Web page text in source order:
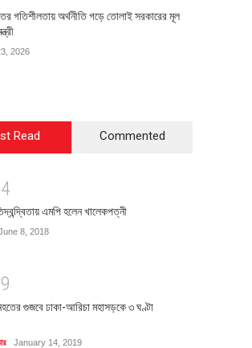
গতিশীলতায় অর্থনীতি গড়ে তোলাই সরকারের মূল
2026
Read Commented
4
এমপি হলেন খালেকপত্নী
8, 2018
9
গুজবে ঢাকা-আরিচা মহাসড়কে ৩ ঘণ্টা
January 14, 2019